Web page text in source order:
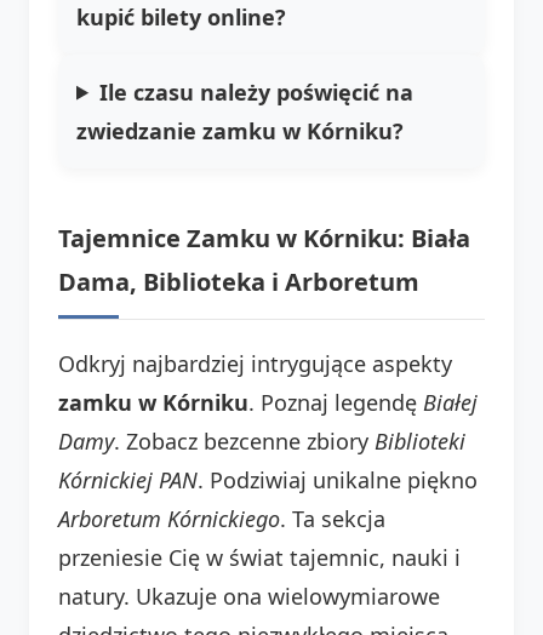
kupić bilety online?
Ile czasu należy poświęcić na
zwiedzanie zamku w Kórniku?
Tajemnice Zamku w Kórniku: Biała
Dama, Biblioteka i Arboretum
Odkryj najbardziej intrygujące aspekty
zamku w Kórniku. Poznaj legendę Białej
Damy. Zobacz bezcenne zbiory Biblioteki
Kórnickiej PAN. Podziwiaj unikalne piękno
Arboretum Kórnickiego. Ta sekcja
przeniesie Cię w świat tajemnic, nauki i
natury. Ukazuje ona wielowymiarowe